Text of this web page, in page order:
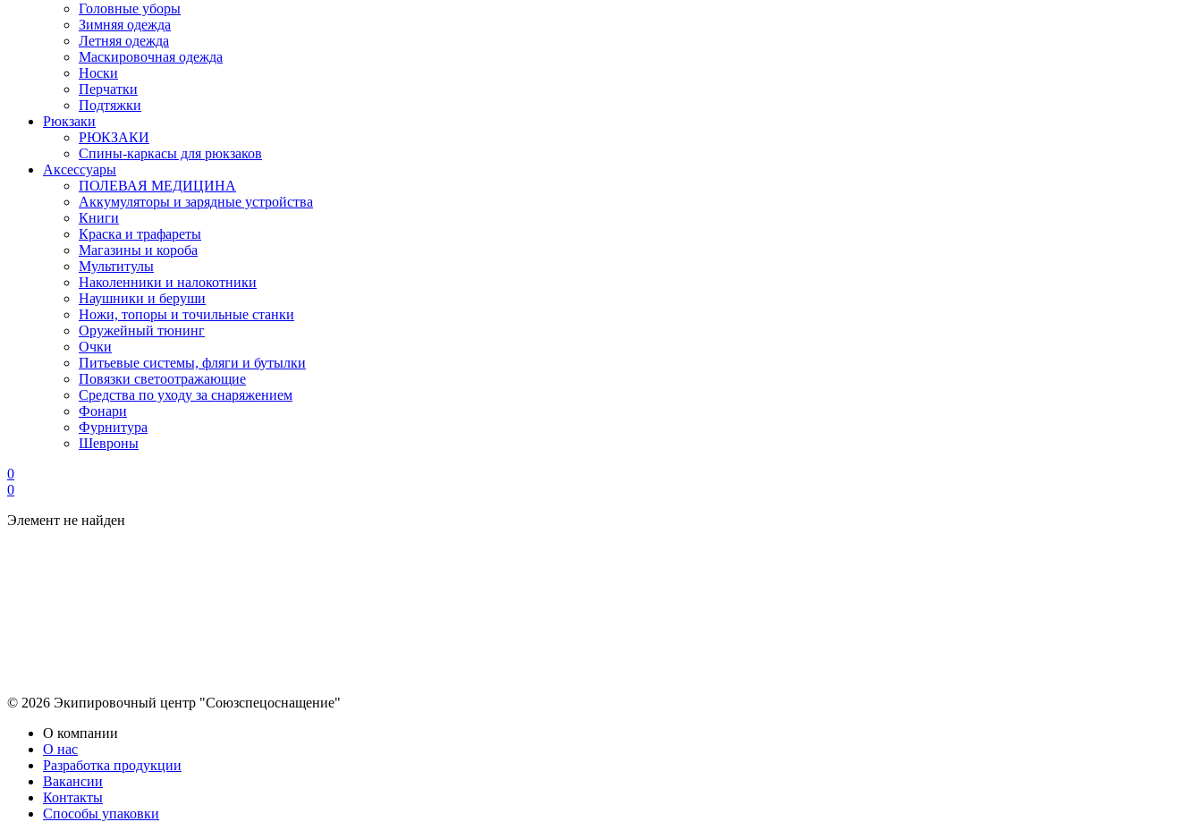
Головные уборы
Зимняя одежда
Летняя одежда
Маскировочная одежда
Носки
Перчатки
Подтяжки
Рюкзаки
РЮКЗАКИ
Спины-каркасы для рюкзаков
Аксессуары
ПОЛЕВАЯ МЕДИЦИНА
Аккумуляторы и зарядные устройства
Книги
Краска и трафареты
Магазины и короба
Мультитулы
Наколенники и налокотники
Наушники и беруши
Ножи, топоры и точильные станки
Оружейный тюнинг
Очки
Питьевые системы, фляги и бутылки
Повязки светоотражающие
Средства по уходу за снаряжением
Фонари
Фурнитура
Шевроны
0
0
Элемент не найден
© 2026 Экипировочный центр "Союзспецоснащение"
О компании
О нас
Разработка продукции
Вакансии
Контакты
Способы упаковки